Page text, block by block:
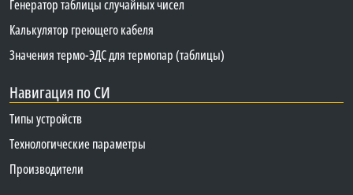
Генератор таблицы случайных чисел
Калькулятор греющего кабеля
Значения термо-ЭДС для термопар (таблицы)
Навигация по СИ
Типы устройств
Технологические параметры
Производители